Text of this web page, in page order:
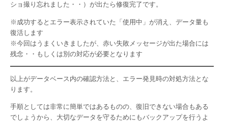
ショ撮り忘れました・・）が出たら修復完了です。
※成功するとエラー表示されていた「使用中」が消え、データ量も
復活します
※今回はうまくいきましたが、赤い失敗メッセージが出た場合には
残念・・もしくは別の対応が必要となります
以上がデータベース内の確認方法と、エラー発見時の対処方法とな
ります。
手順としては非常に簡単ではあるものの、復旧できない場合もある
でしょうから、大切なデータを守るためにもバックアップを行うよ